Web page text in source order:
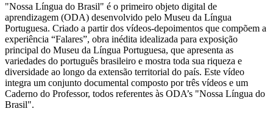
"Nossa Língua do Brasil" é o primeiro objeto digital de
aprendizagem (ODA) desenvolvido pelo Museu da Língua
Portuguesa. Criado a partir dos vídeos-depoimentos que compõem a
experiência “Falares”, obra inédita idealizada para exposição
principal do Museu da Língua Portuguesa, que apresenta as
variedades do português brasileiro e mostra toda sua riqueza e
diversidade ao longo da extensão territorial do país. Este vídeo
integra um conjunto documental composto por três vídeos e um
Caderno do Professor, todos referentes às ODA’s "Nossa Língua do
Brasil".